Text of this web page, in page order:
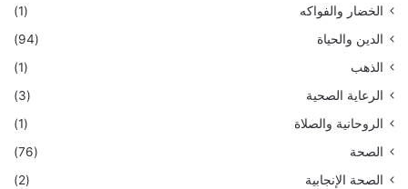
الخضار والفواكه
(1)
الدين والحياة
(94)
الذهب
(1)
الرعاية الصحية
(3)
الروحانية والصلاة
(1)
الصحة
(76)
الصحة الإنجابية
(2)